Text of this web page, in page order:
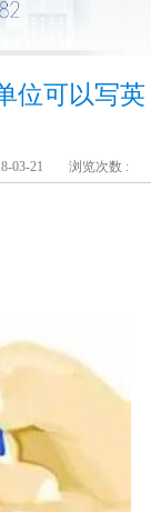
位可以写英
03-21 浏览次数 :